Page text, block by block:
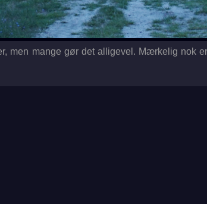
men mange gør det alligevel. Mærkelig nok